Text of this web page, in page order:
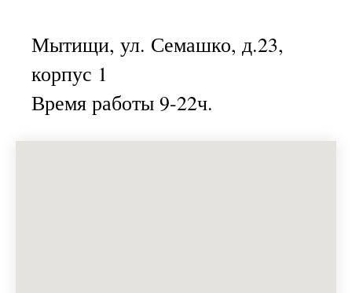
Мытищи, ул. Семашко, д.23,
корпус 1
Время работы 9-22ч.